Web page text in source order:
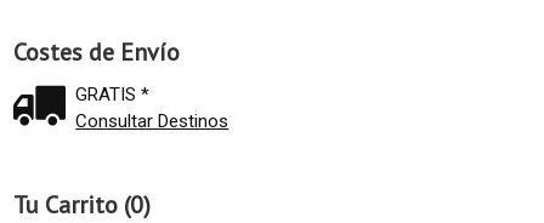
Costes de Envío
GRATIS *
Consultar Destinos
Tu Carrito (0)